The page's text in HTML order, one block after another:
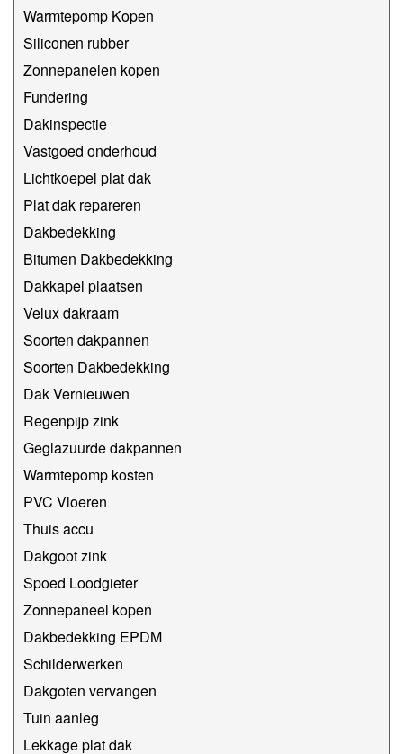
Warmtepomp Kopen
Siliconen rubber
Zonnepanelen kopen
Fundering
Dakinspectie
Vastgoed onderhoud
Lichtkoepel plat dak
Plat dak repareren
Dakbedekking
Bitumen Dakbedekking
Dakkapel plaatsen
Velux dakraam
Soorten dakpannen
Soorten Dakbedekking
Dak Vernieuwen
Regenpijp zink
Geglazuurde dakpannen
Warmtepomp kosten
PVC Vloeren
Thuis accu
Dakgoot zink
Spoed Loodgieter
Zonnepaneel kopen
Dakbedekking EPDM
Schilderwerken
Dakgoten vervangen
Tuin aanleg
Lekkage plat dak